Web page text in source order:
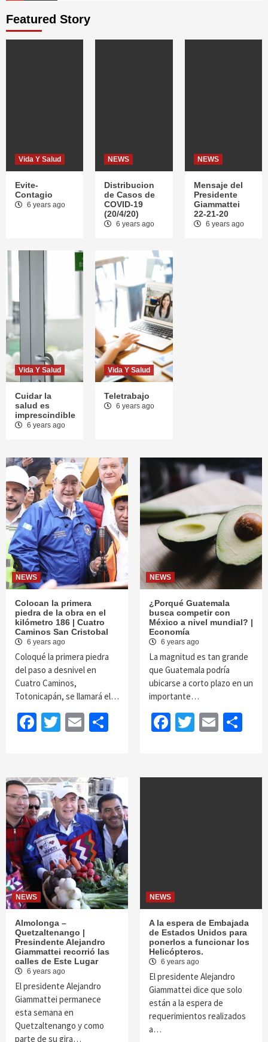
Cuidar la salud es imprescindible
1
Vida Y Salud
Evite-Contagio
3
Mensaje del Presidente Giammattei 22-21-
Featured Story
Vida Y Salud
Evite-
Contagio
6 years ago
NEWS
Distribucion
de Casos de
COVID-19
(20/4/20)
6 years ago
NEWS
Mensaje del
Presidente
Giammattei
22-21-20
6 years ago
Vida Y Salud
Cuidar la
salud es
imprescindible
6 years ago
Vida Y Salud
Teletrabajo
6 years ago
NEWS
Colocan la primera
piedra de la obra en el
kilómetro 186 | Cuatro
Caminos San Cristobal
6 years ago
Coloqué la primera piedra
del paso a desnivel en
Cuatro Caminos,
Totonicapán, se llamará el…
Facebook
Twitter
EmailShare
NEWS
¿Porqué Guatemala
busca competir con
México a nivel mundial? |
Economía
6 years ago
La magnitud es tan grande
que Guatemala podría
ubicarse a corto plazo en un
importante…
Facebook
Twitter
Email
NEWS
Almolonga –
Quetzaltenango |
Presindente Alejandro
Giammattei recorrió las
calles de Este Lugar
6 years ago
El presidente Alejandro
Giammattei permanece
esta semana en
Quetzaltenango y como
parte de su gira…
NEWS
A la espera de Embajada
de Estados Unidos para
ponerlos a funcionar los
Helicópteros.
6 years ago
El presidente Alejandro
Giammattei dice que solo
están a la espera de
requerimientos realizados
a…